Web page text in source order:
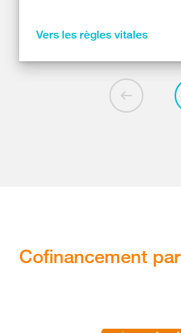
Vers les règles vitales
Cofinancement par